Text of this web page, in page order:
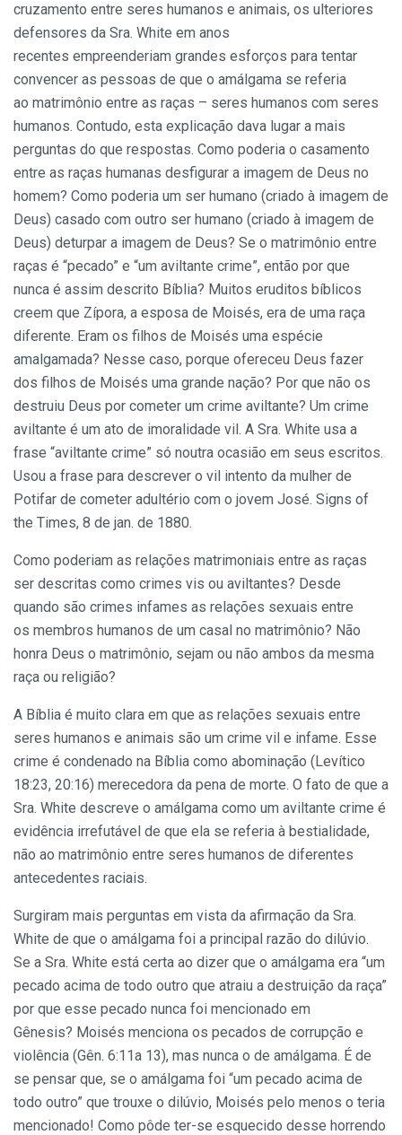
cruzamento entre seres humanos e animais, os ulteriores
defensores da Sra. White em anos
recentes empreenderiam grandes esforços para tentar
convencer as pessoas de que o amálgama se referia
ao matrimônio entre as raças – seres humanos com seres
humanos. Contudo, esta explicação dava lugar a mais
perguntas do que respostas. Como poderia o casamento
entre as raças humanas desfigurar a imagem de Deus no
homem? Como poderia um ser humano (criado à imagem de
Deus) casado com outro ser humano (criado à imagem de
Deus) deturpar a imagem de Deus? Se o matrimônio entre
raças é “pecado” e “um aviltante crime”, então por que
nunca é assim descrito Bíblia? Muitos eruditos bíblicos
creem que Zípora, a esposa de Moisés, era de uma raça
diferente. Eram os filhos de Moisés uma espécie
amalgamada? Nesse caso, porque ofereceu Deus fazer
dos filhos de Moisés uma grande nação? Por que não os
destruiu Deus por cometer um crime aviltante? Um crime
aviltante é um ato de imoralidade vil. A Sra. White usa a
frase “aviltante crime” só noutra ocasião em seus escritos.
Usou a frase para descrever o vil intento da mulher de
Potifar de cometer adultério com o jovem José. Signs of
the Times, 8 de jan. de 1880.
Como poderiam as relações matrimoniais entre as raças
ser descritas como crimes vis ou aviltantes? Desde
quando são crimes infames as relações sexuais entre
os membros humanos de um casal no matrimônio? Não
honra Deus o matrimônio, sejam ou não ambos da mesma
raça ou religião?
A Bíblia é muito clara em que as relações sexuais entre
seres humanos e animais são um crime vil e infame. Esse
crime é condenado na Bíblia como abominação (Levítico
18:23, 20:16) merecedora da pena de morte. O fato de que a
Sra. White descreve o amálgama como um aviltante crime é
evidência irrefutável de que ela se referia à bestialidade,
não ao matrimônio entre seres humanos de diferentes
antecedentes raciais.
Surgiram mais perguntas em vista da afirmação da Sra.
White de que o amálgama foi a principal razão do dilúvio.
Se a Sra. White está certa ao dizer que o amálgama era “um
pecado acima de todo outro que atraiu a destruição da raça”
por que esse pecado nunca foi mencionado em
Gênesis? Moisés menciona os pecados de corrupção e
violência (Gên. 6:11a 13), mas nunca o de amálgama. É de
se pensar que, se o amálgama foi “um pecado acima de
todo outro” que trouxe o dilúvio, Moisés pelo menos o teria
mencionado! Como pôde ter-se esquecido desse horrendo